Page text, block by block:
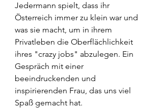
Jedermann spielt, dass ihr
Österreich immer zu klein war und
was sie macht, um in ihrem
Privatleben die Oberflächlichkeit
ihres "crazy jobs" abzulegen. Ein
Gespräch mit einer
beeindruckenden und
inspirierenden Frau, das uns viel
Spaß gemacht hat.